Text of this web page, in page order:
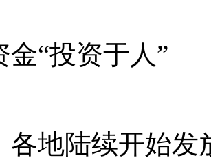
金“投资于人”
各地陆续开始发